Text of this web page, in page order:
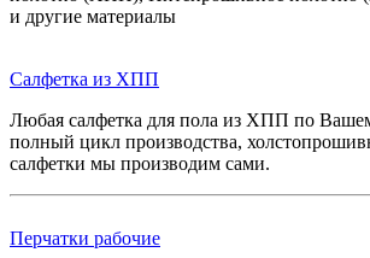
и другие материалы
Салфетка из ХПП
Любая салфетка для пола из ХПП по
полный цикл производства,
салфетки мы производим сами.
Перчатки рабочие